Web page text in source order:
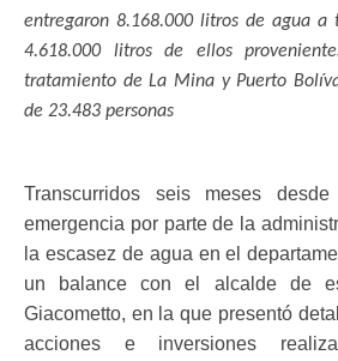
entregaron 8.168.000 litros de agua a
4.618.000 litros de ellos
tratamiento de La Mina y Puerto
de 23.483 personas
Transcurridos seis meses
emergencia por parte de la
la escasez de agua en el
un balance con el alcalde de
Giacometto, en la que presentó
acciones e inversiones